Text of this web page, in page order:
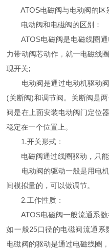
ATOS电磁阀与电动阀的区
电动阀和电磁阀的区别：
ATOS电磁阀是电磁线圈通
力带动阀芯动作，就一电磁线
现开关;
电动阀是通过电动机驱动阀
(关断阀)和调节阀。关断阀是
阀是在上面安装电动阀门定位
稳定在一个位置上。
1.开关形式：
电磁阀通过线圈驱动，只能
电动阀的驱动一般是用电机
间模拟量的，可以做调节。
2.工作性质：
ATOS电磁阀一般流通系数
如一般25口径的电磁阀流通系
电磁阀的驱动是通过电磁线圈